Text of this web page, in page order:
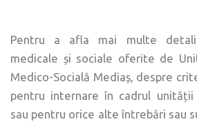
Pentru a afla mai multe
medicale și sociale oferite de
Medico-Socială Mediaș, despre
pentru internare în cadrul
sau pentru orice alte întrebări sau